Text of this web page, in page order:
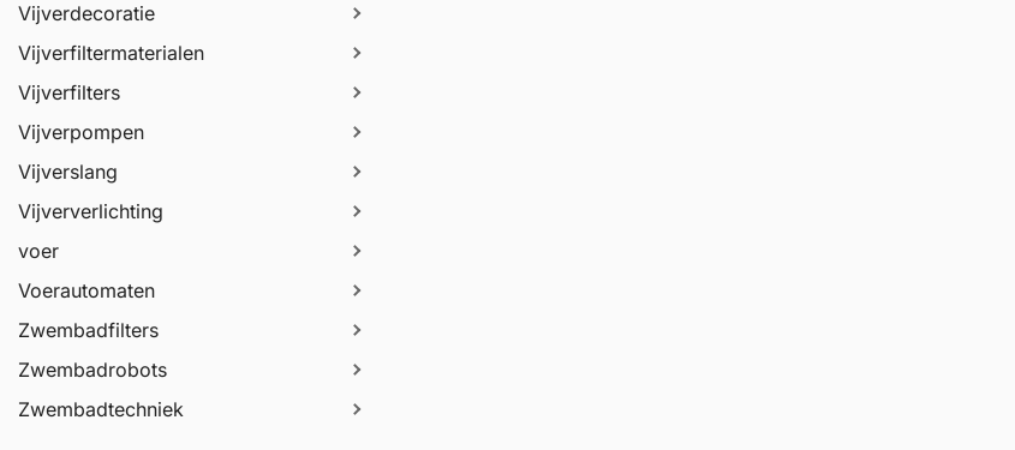
Vijverdecoratie
Vijverfiltermaterialen
Vijverfilters
Vijverpompen
Vijverslang
Vijververlichting
voer
Voerautomaten
Zwembadfilters
Zwembadrobots
Zwembadtechniek